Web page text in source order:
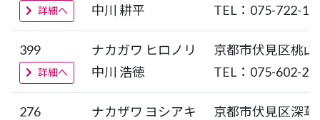
詳細へ
中川 耕平
TEL：075-722-
399
詳細へ
ナカガワ ヒロノリ
中川 浩徳
京都市伏見区桃
TEL：075-602-
276
ナカザワ ヨシアキ
京都市伏見区深